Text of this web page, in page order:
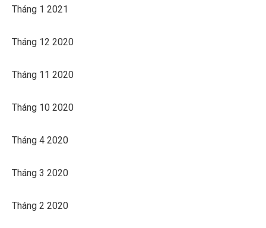
Tháng 1 2021
Tháng 12 2020
Tháng 11 2020
Tháng 10 2020
Tháng 4 2020
Tháng 3 2020
Tháng 2 2020